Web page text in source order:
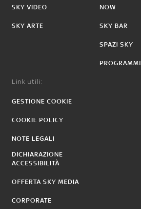
SKY VIDEO
SKY ARTE
NOW
SKY BAR
SPAZI SKY
PROGRAMMI
Link utili:
GESTIONE COOKIE
COOKIE POLICY
NOTE LEGALI
DICHIARAZIONE
ACCESSIBILITÀ
OFFERTA SKY MEDIA
CORPORATE